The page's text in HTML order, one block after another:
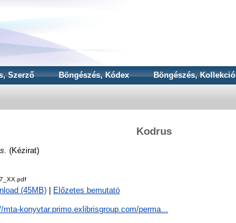
Szerző Böngészés, Kódex Böngészés, Kollekció
Kodrus
(Kézirat)
(45MB) Előzetes bemutató
mta-konyvtar.primo.exlibrisgroup.com/perma...